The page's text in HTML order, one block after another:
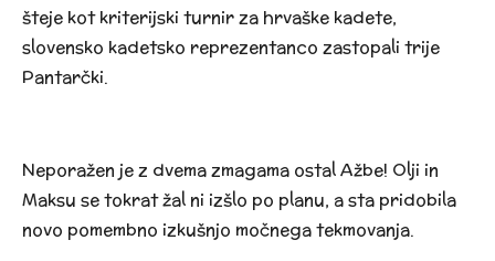
šteje kot kriterijski turnir za hrvaške kadete,
slovensko kadetsko reprezentanco zastopali trije
Pantarčki.
Neporažen je z dvema zmagama ostalAžbe! Olji in
Maksu se tokrat žal ni izšlo po planu, a sta pridobila
novo pomembno izkušnjo močnega tekmovanja.